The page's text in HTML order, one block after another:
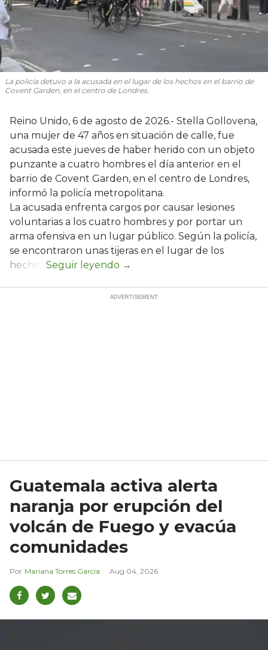
La policía detuvo a la acusada en el lugar de los hechos en el barrio de
Covent Garden, en el centro de Londres.
Reino Unido, 6 de agosto de 2026.- Stella Gollovena,
una mujer de 47 años en situación de calle, fue
acusada este jueves de haber herido con un objeto
punzante a cuatro hombres el día anterior en el
barrio de Covent Garden, en el centro de Londres,
informó la policía metropolitana.
La acusada enfrenta cargos por causar lesiones
voluntarias a los cuatro hombres y por portar un
arma ofensiva en un lugar público. Según la policía,
se encontraron unas tijeras en el lugar de los
hechos.
Guatemala activa alerta
naranja por erupción del
volcán de Fuego y evacúa
comunidades
Mariana Torres García Aug 04, 2026